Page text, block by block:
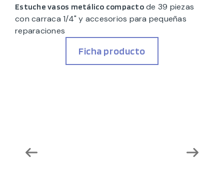
Estuche vasos metálico compactode 39 piezas
con carraca 1/4" y accesorios para pequeñas
reparaciones
Ficha producto